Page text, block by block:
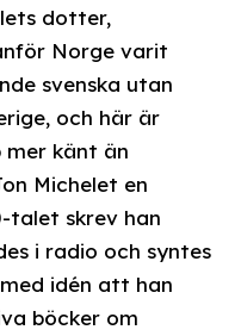
dotter,
Norge varit
svenska utan
och här är
känt än
Michelet en
talet skrev han
i radio och syntes
idén att han
böcker om